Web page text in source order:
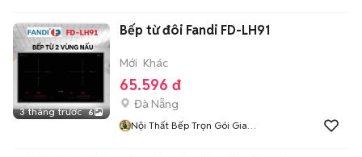
3 tháng trước 6
Bếp từ đôi Fandi FD-LH91
Mới Khác
65.596 đ
Đà Nẵng
Nội Thất Bếp Trọn Gói Gia